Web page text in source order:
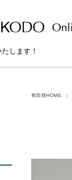
します！
有田焼HOME